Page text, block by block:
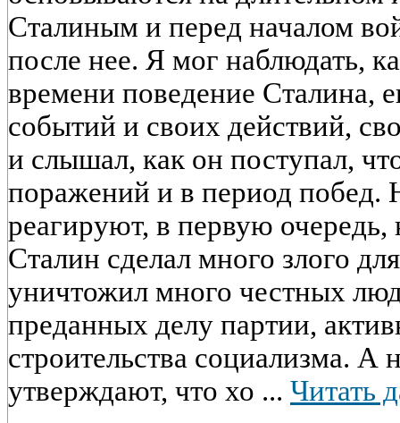
Сталиным и перед началом
после нее. Я мог наблюдать,
времени поведение Сталина,
событий и своих действий,
и слышал, как он поступал,
поражений и в период побед.
реагируют, в первую очередь,
Сталин сделал много злого
уничтожил много честных
преданных делу партии,
строительства социализма. А
утверждают, что хо ... Читать